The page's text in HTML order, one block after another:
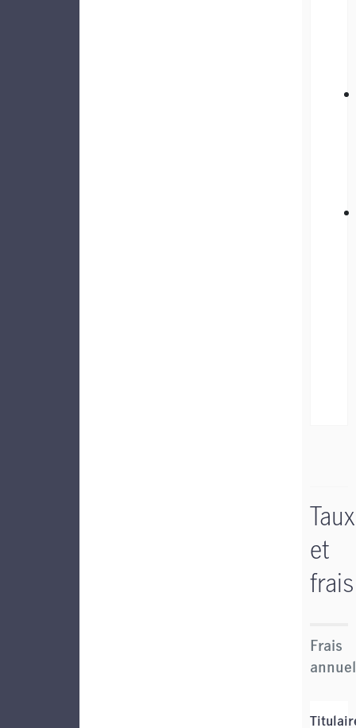
Taux
et
frais
Frais